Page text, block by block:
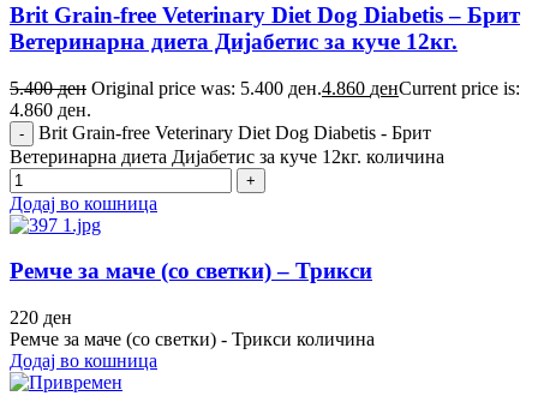
Brit Grain-free Veterinary Diet Dog Diabetis – Брит
Ветеринарна диета Дијабетис за куче 12кг.
5.400ден Original price was: 5.400 ден.4.860 денCurrent price is:
4.860 ден.
Brit Grain-free Veterinary Diet Dog Diabetis - Брит
Ветеринарна диета Дијабетис за куче 12кг. количина
Додај во кошница
Ремче за маче (со светки) – Трикси
220 ден
Ремче за маче (со светки) - Трикси количина
Додај во кошница